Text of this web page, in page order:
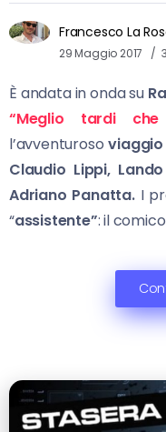
Francesco La
29 Maggio 2017
È andata in onda su
“Meglio tardi che
l’avventuroso
Claudio Lippi,
Adriano Panatta.I
“assistente”: il comico